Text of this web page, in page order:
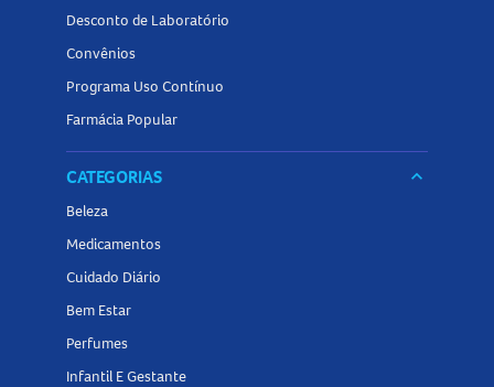
Desconto de Laboratório
Convênios
Programa Uso Contínuo
Farmácia Popular
CATEGORIAS keyboard_arrow_down
Beleza
Medicamentos
Cuidado Diário
Bem Estar
Perfumes
Infantil E Gestante